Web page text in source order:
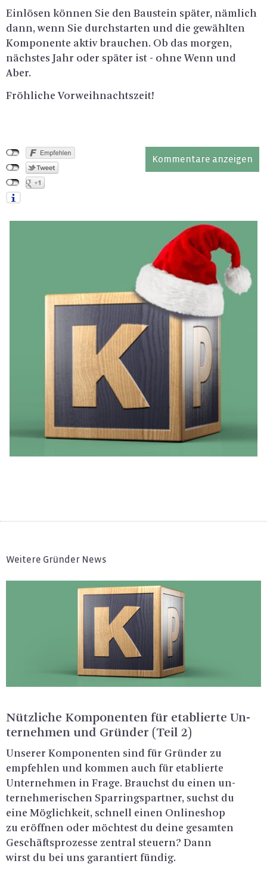
Ein­lö­sen kön­nen Sie den Bau­stein spä­ter, näm­lich
dann, wenn Sie durch­star­ten und die ge­wähl­ten
Kom­po­nen­te aktiv brau­chen. Ob das mor­gen,
nächs­tes Jahr oder spä­ter ist - ohne Wenn und
Aber.
Fröh­li­che Vor­weih­nachts­zeit!
Kommentare anzeigen
Weitere Gründer News
Nütz­li­che Kom­po­nen­ten für eta­blier­te Un­
ter­neh­men und Grün­der (Teil 2)
Un­se­rer Kom­po­nen­ten sind für Grün­der zu
emp­feh­len und kom­men auch für eta­blier­te
Un­ter­neh­men in Frage. Brauchst du einen un­
ter­neh­me­ri­schen Spar­rings­part­ner, suchst du
eine Mög­lich­keit, schnell einen On­line­shop
zu er­öff­nen oder möch­test du deine ge­sam­ten
Ge­schäfts­pro­zes­se zen­tral steu­ern? Dann
wirst du bei uns ga­ran­tiert fün­dig.